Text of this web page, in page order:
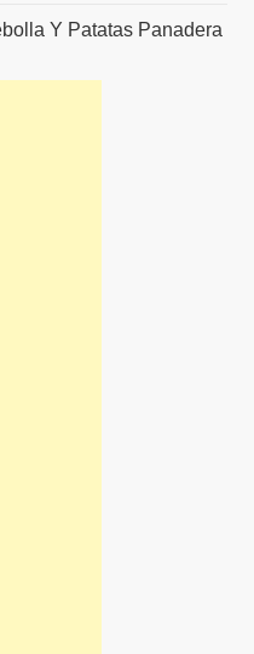
Y Patatas Panadera